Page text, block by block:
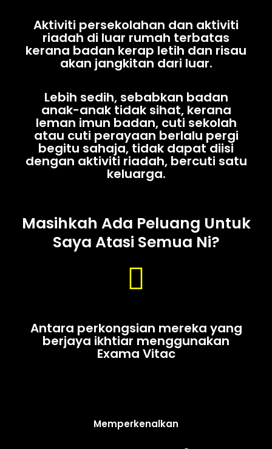
Aktiviti persekolahan dan aktiviti
riadah di luar rumah terbatas
kerana badan kerap letih dan risau
akan jangkitan dari luar.
Lebih sedih, sebabkan badan
anak-anak tidak sihat, kerana
leman imun badan, cuti sekolah
atau cuti perayaan berlalu pergi
begitu sahaja, tidak dapat diisi
dengan aktiviti riadah, bercuti satu
keluarga.
Masihkah Ada Peluang Untuk
Saya Atasi Semua Ni?
Antara perkongsian mereka yang
berjaya ikhtiar menggunakan
Exama Vitac
Memperkenalkan